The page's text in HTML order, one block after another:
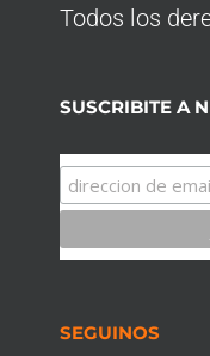
Todos los
SUSCRIBITE A
SEGUINOS